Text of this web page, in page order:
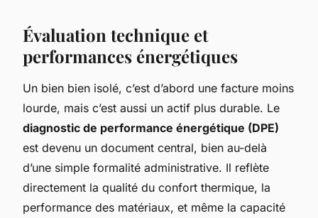
Évaluation technique et
performances énergétiques
Un bien bien isolé, c’est d’abord une facture moins
lourde, mais c’est aussi un actif plus durable. Le
diagnostic de performance énergétique (DPE)
est devenu un document central, bien au-delà
d’une simple formalité administrative. Il reflète
directement la qualité du confort thermique, la
performance des matériaux, et même la capacité